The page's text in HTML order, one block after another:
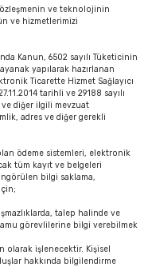
ve teknolojinin
ve hizmetlerimizi
Kanun, 6502 sayılı Tüketicinin
yapılarak hazırlanan
Ticarette Hizmet Sağlayıcı
tarihli ve 29188 sayılı
ve diğer ilgili mevzuat
adres ve diğer gerekli
ödeme sistemleri, elektronik
tüm kayıt ve belgeleri
bilgi saklama,
talep halinde ve
görevlilerine bilgi verebilmek
olarak işlenecektir. Kişisel
hakkında bilgilendirme